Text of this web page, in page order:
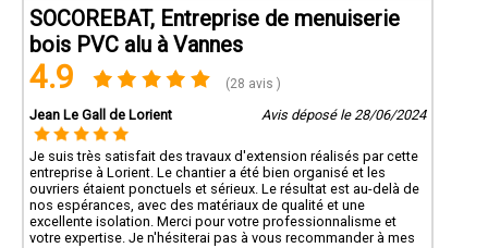
SOCOREBAT, Entreprise de menuiserie
bois PVC alu à Vannes
4.9 (28 avis )
Jean Le Gall de Lorient Avis déposé le 28/06/2024
Je suis très satisfait des travaux d'extension réalisés par cette
entreprise à Lorient. Le chantier a été bien organisé et les
ouvriers étaient ponctuels et sérieux. Le résultat est au-delà de
nos espérances, avec des matériaux de qualité et une
excellente isolation. Merci pour votre professionnalisme et
votre expertise. Je n'hésiterai pas à vous recommander à mes